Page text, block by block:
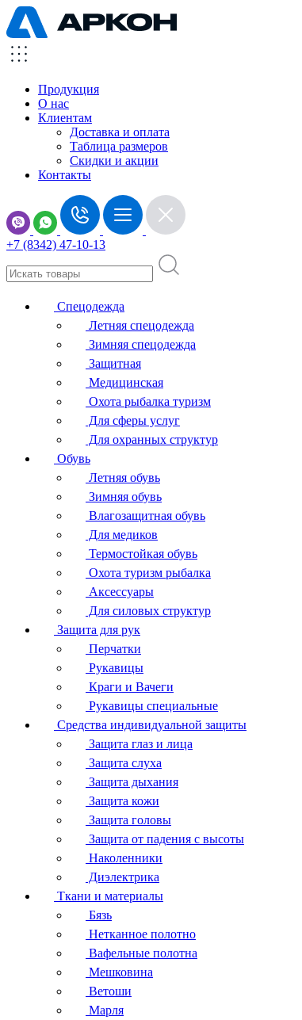
Продукция
О нас
Клиентам
Доставка и оплата
Таблица размеров
Скидки и акции
Контакты
+7 (8342) 47-10-13
Спецодежда
Летняя спецодежда
Зимняя спецодежда
Защитная
Медицинская
Охота рыбалка туризм
Для сферы услуг
Для охранных структур
Обувь
Летняя обувь
Зимняя обувь
Влагозащитная обувь
Для медиков
Термостойкая обувь
Охота туризм рыбалка
Аксессуары
Для силовых структур
Защита для рук
Перчатки
Рукавицы
Краги и Вачеги
Рукавицы специальные
Средства индивидуальной защиты
Защита глаз и лица
Защита слуха
Защита дыхания
Защита кожи
Защита головы
Защита от падения с высоты
Наколенники
Диэлектрика
Ткани и материалы
Бязь
Нетканное полотно
Вафельные полотна
Мешковина
Ветоши
Марля